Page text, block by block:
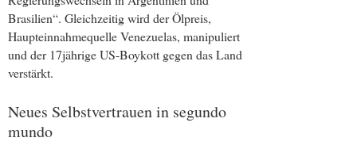
Brasilien“. Gleichzeitig wird der Ölpreis,
Haupteinnahmequelle Venezuelas, manipuliert
und der 17jährige US-Boykott gegen das Land
verstärkt.
Neues Selbstvertrauen in segundo
mundo